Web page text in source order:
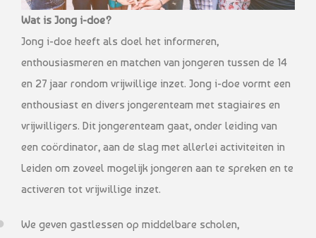
Wat is Jong i-doe?
Jong i-doe heeft als doel het informeren,
enthousiasmeren en matchen van jongeren tussen de 14
en 27 jaar rondom vrijwillige inzet. Jong i-doe vormt een
enthousiast en divers jongerenteam met stagiaires en
vrijwilligers. Dit jongerenteam gaat, onder leiding van
een coördinator, aan de slag met allerlei activiteiten in
Leiden om zoveel mogelijk jongeren aan te spreken en te
activeren tot vrijwillige inzet.
We geven gastlessen op middelbare scholen,